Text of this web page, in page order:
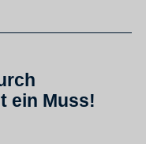
ein Muss!